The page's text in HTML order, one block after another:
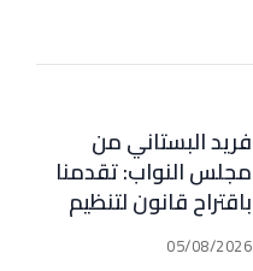
فريد البستاني من
مجلس النواب: تقدمنا
باقتراح قانون لتنظيم
أعمال الوساطة
والتمثيل في مجال
05/08/2026